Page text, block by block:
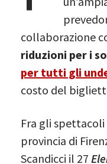
collaborazione
riduzioni per i
per tutti gli
costo del
Fra gli
provincia di
Scandicci il 27